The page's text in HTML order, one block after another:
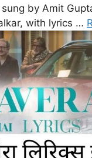
by Amit
with lyrics …